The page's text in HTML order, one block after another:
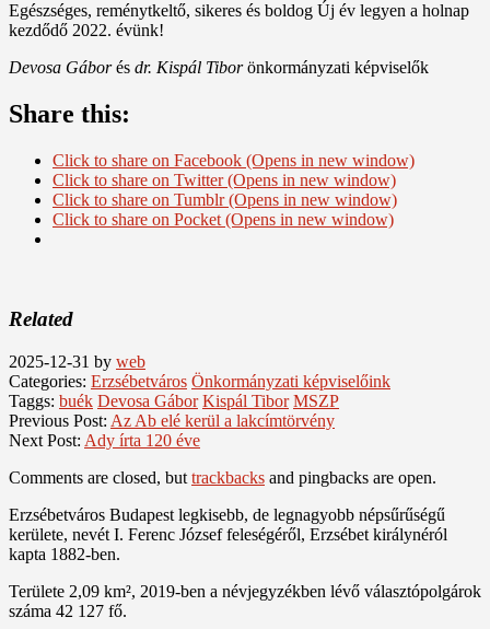
Egészséges, reménytkeltő, sikeres és boldog Új év legyen a holnap
kezdődő 2022. évünk!
Devosa Gáborés dr. Kispál Tiborönkormányzati képviselők
Share this:
Click to share on Facebook (Opens in new window)
Click to share on Twitter (Opens in new window)
Click to share on Tumblr (Opens in new window)
Click to share on Pocket (Opens in new window)
Related
2025-12-31 by web
Categories: Erzsébetváros Önkormányzati képviselőink
Taggs: buék Devosa Gábor Kispál Tibor MSZP
Previous Post: Az Ab elé kerül a lakcímtörvény
Next Post: Ady írta 120 éve
Comments are closed, but trackbacks and pingbacks are open.
Erzsébetváros Budapest legkisebb, de legnagyobb népsűrűségű
kerülete, nevét I. Ferenc József feleségéről, Erzsébet királynéról
kapta 1882-ben.
Területe 2,09 km², 2019-ben a névjegyzékben lévő választópolgárok
száma 42 127 fő.